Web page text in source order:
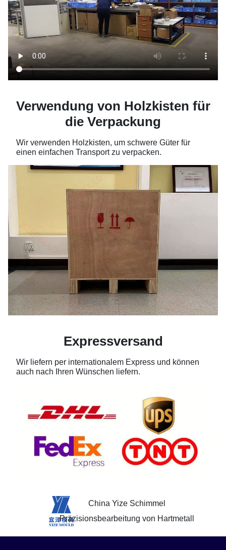
Verwendung von Holzkisten für
die Verpackung
Wir verwenden Holzkisten, um schwere Güter für
einen einfachen Transport zu verpacken.
Expressversand
Wir liefern per internationalem Express und können
auch nach Ihren Wünschen liefern.
China Yize Schimmel
Präzisionsbearbeitung von Hartmetall